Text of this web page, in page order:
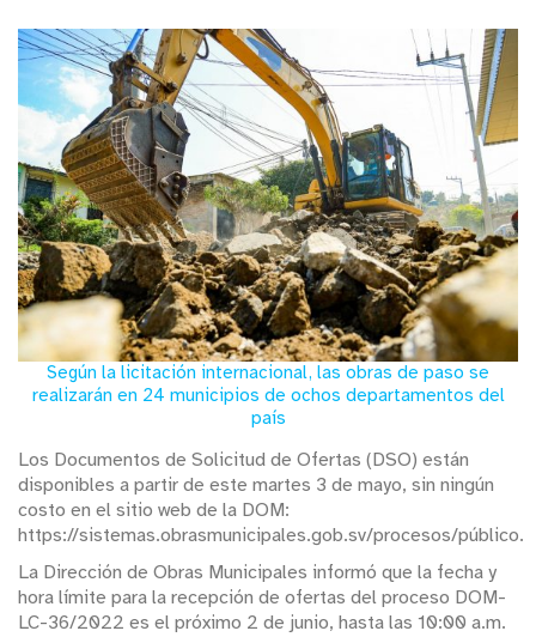
Según la licitación internacional, las obras de paso se
realizarán en 24 municipios de ochos departamentos del
país
Los Documentos de Solicitud de Ofertas (DSO) están
disponibles a partir de este martes 3 de mayo, sin ningún
costo en el sitio web de la DOM:
https://sistemas.obrasmunicipales.gob.sv/procesos/público.
La Dirección de Obras Municipales informó que la fecha y
hora límite para la recepción de ofertas del proceso DOM-
LC-36/2022 es el próximo 2 de junio, hasta las 10:00 a.m.